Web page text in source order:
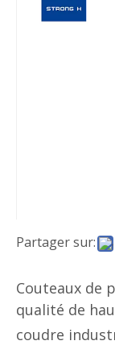
Partager sur:
Couteaux de
qualité de
coudre